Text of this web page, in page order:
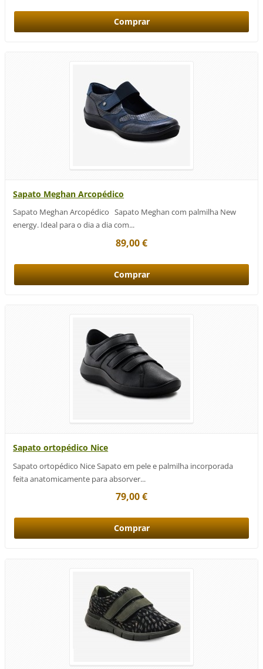
Sapato Meghan Arcopédico
Sapato Meghan Arcopédico Sapato Meghan com palmilha New
energy. Ideal para o dia a dia com...
89,00 €
Sapato ortopédico Nice
Sapato ortopédico Nice Sapato em pele e palmilha incorporada
feita anatomicamente para absorver...
79,00 €